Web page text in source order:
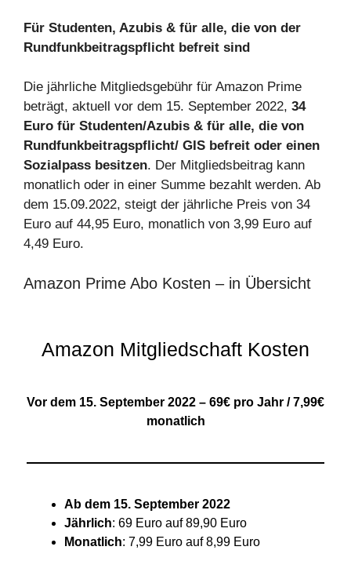
Für Studenten, Azubis & für alle, die von der
Rundfunkbeitragspflicht befreit sind
Die jährliche Mitgliedsgebühr für Amazon Prime
beträgt, aktuell vor dem 15. September 2022, 34
Euro für Studenten/Azubis & für alle, die von
Rundfunkbeitragspflicht/ GIS befreit oder einen
Sozialpass besitzen. Der Mitgliedsbeitrag kann
monatlich oder in einer Summe bezahlt werden. Ab
dem 15.09.2022, steigt der jährliche Preis von 34
Euro auf 44,95 Euro, monatlich von 3,99 Euro auf
4,49 Euro.
Amazon Prime Abo Kosten – in Übersicht
Amazon Mitgliedschaft Kosten
Vor dem 15. September 2022 – 69€ pro Jahr / 7,99€
monatlich
Ab dem 15. September 2022
Jährlich: 69 Euro auf 89,90 Euro
Monatlich: 7,99 Euro auf 8,99 Euro